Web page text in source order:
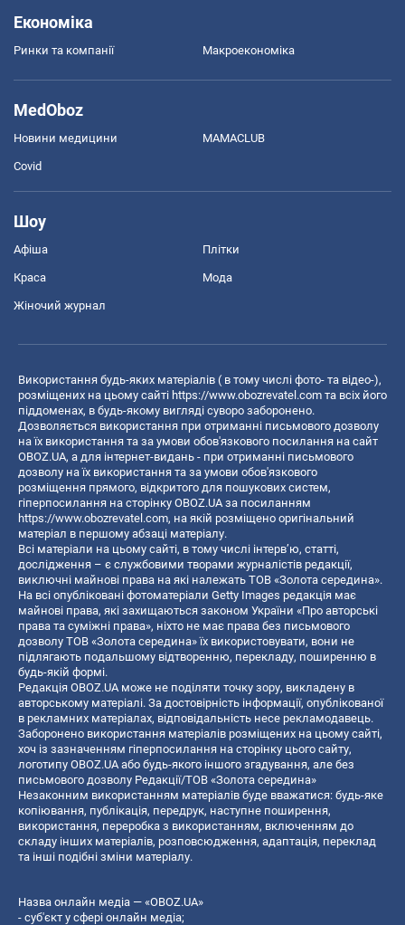
Економіка
Ринки та компанії Макроекономіка
MedOboz
Новини медицини MAMACLUB
Covid
Шоу
Афіша Плітки
Краса Мода
Жіночий журнал
Використання будь-яких матеріалів ( в тому числі фото- та відео-),
розміщених на цьому сайті https://www.obozrevatel.com та всіх його
піддоменах, в будь-якому вигляді суворо заборонено.
Дозволяється використання при отриманні письмового дозволу
на їх використання та за умови обов'язкового посилання на сайт
OBOZ.UA, а для інтернет-видань - при отриманні письмового
дозволу на їх використання та за умови обов'язкового
розміщення прямого, відкритого для пошукових систем,
гіперпосилання на сторінку OBOZ.UA за посиланням
https://www.obozrevatel.com, на якій розміщено оригінальний
матеріал в першому абзаці матеріалу.
Всі матеріали на цьому сайті, в тому числі інтерв’ю, статті,
дослідження – є службовими творами журналістів редакції,
виключні майнові права на які належать ТОВ «Золота середина».
На всі опубліковані фотоматеріали Getty Images редакція має
майнові права, які захищаються законом України «Про авторські
права та суміжні права», ніхто не має права без письмового
дозволу ТОВ «Золота середина» їх використовувати, вони не
підлягають подальшому відтворенню, перекладу, поширенню в
будь-якій формі.
Редакція OBOZ.UA може не поділяти точку зору, викладену в
авторському матеріалі. За достовірність інформації, опублікованої
в рекламних матеріалах, відповідальність несе рекламодавець.
Заборонено використання матеріалів розміщених на цьому сайті,
хоч із зазначенням гіперпосилання на сторінку цього сайту,
логотипу OBOZ.UA або будь-якого іншого згадування, але без
письмового дозволу Редакції/ТОВ «Золота середина»
Незаконним використанням матеріалів буде вважатися: будь-яке
копiювання, публiкацiя, передрук, наступне поширення,
використання, переробка з використанням, включенням до
складу інших матеріалів, розповсюдження, адаптація, переклад
та інші подібні зміни матеріалу.
Назва онлайн медіа — «OBOZ.UA»
- суб'єкт у сфері онлайн медіа;